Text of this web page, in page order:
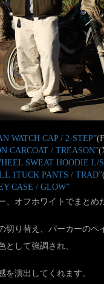
WATCH CAP / 2-STEP”
CARCOAT / TREASON”
SWEAT HOODIE L/
1TUCK PANTS / TRAD”
CASE /GLOW”
、オフホワイトでまとめ
切り替え、パーカーのペ
として強調され、
を演出してくれます。